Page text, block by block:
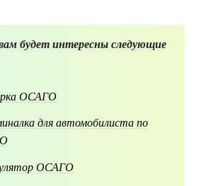
будет интересны следующие
ОСАГО
для автомобилиста по
ОСАГО